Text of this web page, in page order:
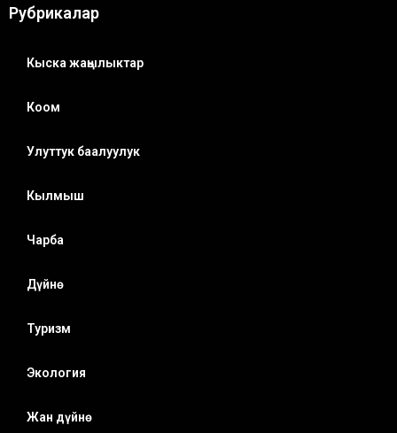
Рубрикалар
Кыска жаңылыктар
Коом
Улуттук баалуулук
Кылмыш
Чарба
Дүйнө
Туризм
Экология
Жан дүйнө